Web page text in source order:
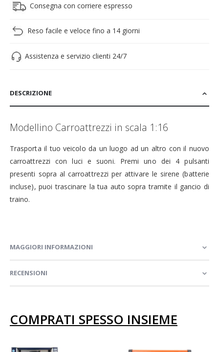
Consegna con corriere espresso
Reso facile e veloce fino a 14 giorni
Assistenza e servizio clienti 24/7
DESCRIZIONE
Modellino Carroattrezzi in scala 1:16
Trasporta il tuo veicolo da un luogo ad un altro con il nuovo
carroattrezzi con luci e suoni. Premi uno dei 4 pulsanti
presenti sopra al carroattrezzi per attivare le sirene (batterie
incluse), puoi trascinare la tua auto sopra tramite il gancio di
traino.
MAGGIORI INFORMAZIONI
RECENSIONI
COMPRATI SPESSO INSIEME